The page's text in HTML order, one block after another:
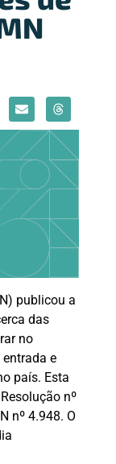
publicou a
das
no
e
país. Esta
nº
nº 4.948. O